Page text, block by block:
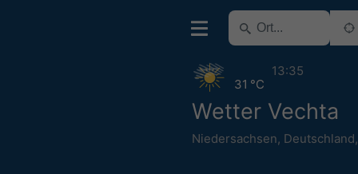
Wetter Vechta
Niedersachsen, Deutschland
31 °C
13:35